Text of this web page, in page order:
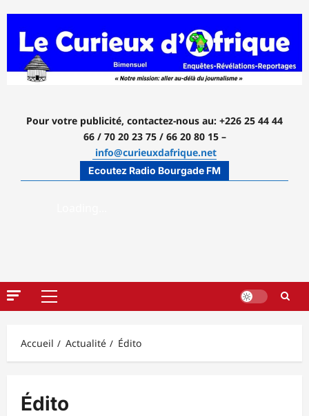
contenu
Pour votre publicité, contactez-nous au: +226 25 44 44
66 / 70 20 23 75 / 66 20 80 15 –
info@curieuxdafrique.net
Ecoutez Radio Bourgade FM
Menu
Accueil
Actualité Édito
Édito